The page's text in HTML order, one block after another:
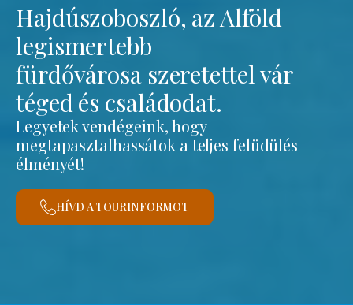
Hajdúszoboszló, az Alföld
legismertebb
fürdővárosa szeretettel vár
téged és családodat.
Legyetek vendégeink, hogy
megtapasztalhassátok a teljes felüdülés
élményét!
HÍVD A TOURINFORMOT